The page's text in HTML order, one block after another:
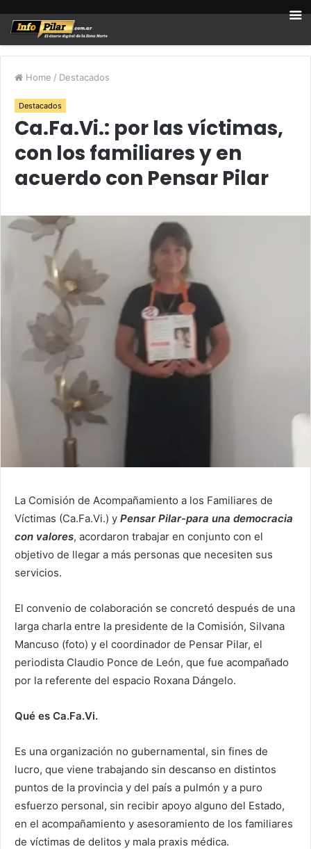
Home / Destacados
Destacados
Ca.Fa.Vi.: por las víctimas,
con los familiares y en
acuerdo con Pensar Pilar
La Comisión de Acompañamiento a los Familiares de
Víctimas (Ca.Fa.Vi.) y Pensar Pilar-para una democracia
con valores, acordaron trabajar en conjunto con el
objetivo de llegar a más personas que necesiten sus
servicios.
El convenio de colaboración se concretó después de una
larga charla entre la presidente de la Comisión, Silvana
Mancuso (foto) y el coordinador de Pensar Pilar, el
periodista Claudio Ponce de León, que fue acompañado
por la referente del espacio Roxana Dángelo.
Qué es Ca.Fa.Vi.
Es una organización no gubernamental, sin fines de
lucro, que viene trabajando sin descanso en distintos
puntos de la provincia y del país a pulmón y a puro
esfuerzo personal, sin recibir apoyo alguno del Estado,
en el acompañamiento y asesoramiento de los familiares
de víctimas de delitos y mala praxis médica.